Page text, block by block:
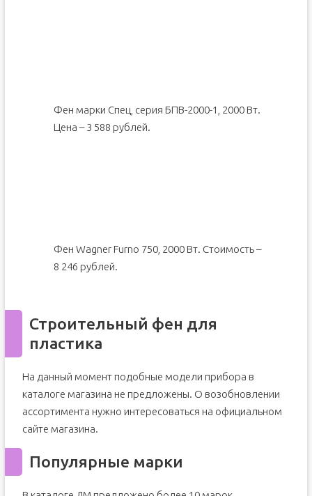
Фен марки Спец, серия БПВ-2000-1, 2000 Вт.
Цена – 3 588 рублей.
Фен Wagner Furno 750, 2000 Вт. Стоимость –
8 246 рублей.
Строительный фен для
пластика
На данный момент подобные модели прибора в
каталоге магазина не предложены. О возобновлении
ассортимента нужно интересоваться на официальном
сайте магазина.
Популярные марки